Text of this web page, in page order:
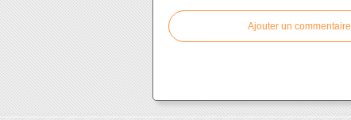
Ajouter un commentaire